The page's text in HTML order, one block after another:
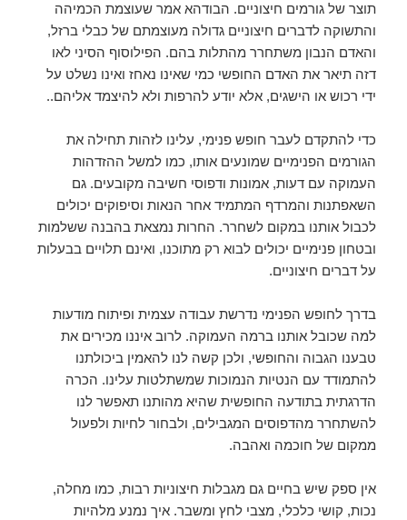
תוצר של גורמים חיצוניים. הבודהא אמר שעוצמת הכמיהה
והתשוקה לדברים חיצוניים גדולה מעוצמתם של כבלי ברזל,
והאדם הנבון משתחרר מהתלות בהם. הפילוסוף הסיני לאו
דזה תיאר את האדם החופשי כמי שאינו נאחז ואינו נשלט על
ידי רכוש או הישגים, אלא יודע להרפות ולא להיצמד אליהם..
כדי להתקדם לעבר חופש פנימי, עלינו לזהות תחילה את
הגורמים הפנימיים שמונעים אותו, כמו למשל ההזדהות
העמוקה עם דעות, אמונות ודפוסי חשיבה מקובעים. גם
השאפתנות והמרדף המתמיד אחר הנאות וסיפוקים יכולים
לכבול אותנו במקום לשחרר. החרות נמצאת בהבנה ששלמות
ובטחון פנימיים יכולים לבוא רק מתוכנו, ואינם תלויים בבעלות
על דברים חיצוניים.
בדרך לחופש הפנימי נדרשת עבודה עצמית ופיתוח מודעות
למה שכובל אותנו ברמה העמוקה. לרוב איננו מכירים את
טבענו הגבוה והחופשי, ולכן קשה לנו להאמין ביכולתנו
להתמודד עם הנטיות הנמוכות שמשתלטות עלינו. הכרה
הדרגתית בתודעה החופשית שהיא מהותנו תאפשר לנו
להשתחרר מהדפוסים המגבילים, ולבחור לחיות ולפעול
ממקום של חוכמה ואהבה.
אין ספק שיש בחיים גם מגבלות חיצוניות רבות, כמו מחלה,
נכות, קושי כלכלי, מצבי לחץ ומשבר. איך נמנע מלהיות